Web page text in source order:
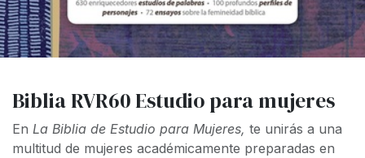
Biblia RVR60 Estudio para mujeres
En La Biblia de Estudio para Mujeres, te unirás a una
multitud de mujeres académicamente preparadas en